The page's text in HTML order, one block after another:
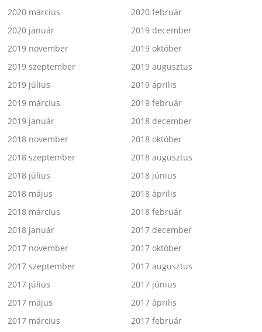
2020 március
2020 február
2020 január
2019 december
2019 november
2019 október
2019 szeptember
2019 augusztus
2019 július
2019 április
2019 március
2019 február
2019 január
2018 december
2018 november
2018 október
2018 szeptember
2018 augusztus
2018 július
2018 június
2018 május
2018 április
2018 március
2018 február
2018 január
2017 december
2017 november
2017 október
2017 szeptember
2017 augusztus
2017 július
2017 június
2017 május
2017 április
2017 március
2017 február